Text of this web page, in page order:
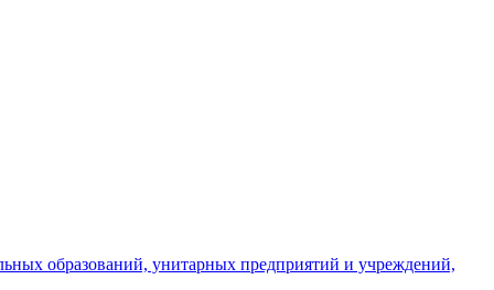
образований, унитарных предприятий и учреждений,